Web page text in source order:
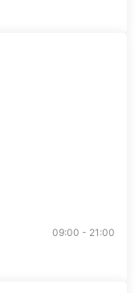
09:00 - 21:00